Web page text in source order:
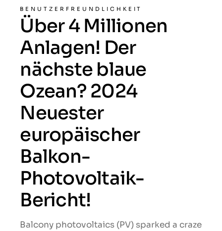
BENUTZERFREUNDLICHKEIT
Über 4 Millionen
Anlagen! Der
nächste blaue
Ozean? 2024
Neuester
europäischer
Balkon-
Photovoltaik-
Bericht!
Balcony photovoltaics (PV) sparked a craze